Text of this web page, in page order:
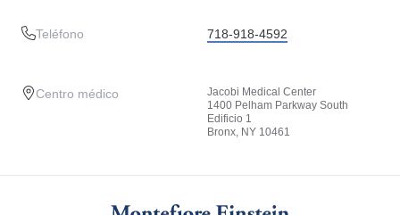
Teléfono 718-918-4592
Centro médico
Jacobi Medical Center
1400 Pelham Parkway South
Edificio 1
Bronx, NY 10461